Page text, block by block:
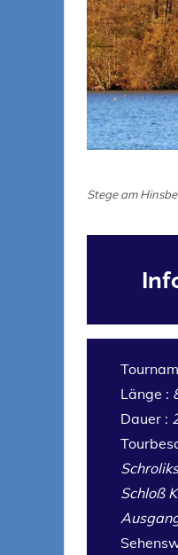
Stege am
Länge :
Dauer :
Schloß